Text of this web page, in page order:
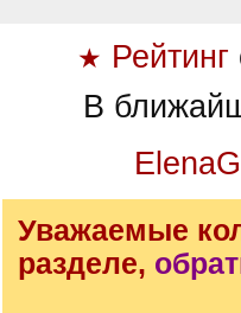
★ Рейтинг
В
Уважаемые
разделе,